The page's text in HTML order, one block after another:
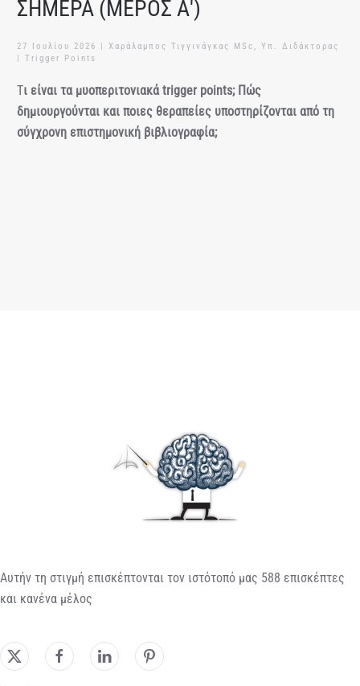
ΣΗΜΕΡΑ (ΜΕΡΟΣ Α')
27 Ιουλίου 2026
| Χαράλαμπος Τιγγινάγκας MSc, Υπ. Διδάκτορας
| Trigger Points
Τι είναι τα μυοπεριτονιακά trigger points; Πώς
δημιουργούνται και ποιες θεραπείες υποστηρίζονται από τη
σύγχρονη επιστημονική βιβλιογραφία;
Αυτήν τη στιγμή επισκέπτονται τον ιστότοπό μας 588 επισκέπτες
και κανένα μέλος